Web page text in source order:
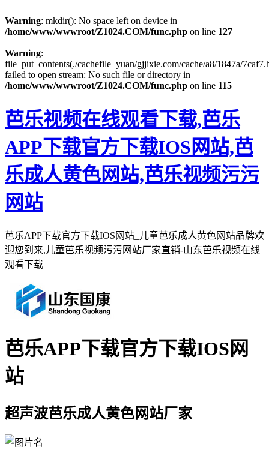
Warning: mkdir(): No space left on device in
/home/www/wwwroot/Z1024.COM/func.php on line 127
Warning:
file_put_contents(./cachefile_yuan/gjjixie.com/cache/a8/1847a/
failed to open stream: No such file or directory in
/home/www/wwwroot/Z1024.COM/func.php on line 115
芭乐视频在线观看下载,芭乐
APP下载官方下载IOS网站,芭
乐成人黄色网站,芭乐视频污污
网站
芭乐APP下载官方下载IOS网站_儿童芭乐成人黄色网站品牌欢
迎您到来,儿童芭乐视频污污网站厂家直销-山东芭乐视频在线
观看下载
芭乐APP下载官方下载IOS网
站
超声波芭乐成人黄色网站厂家